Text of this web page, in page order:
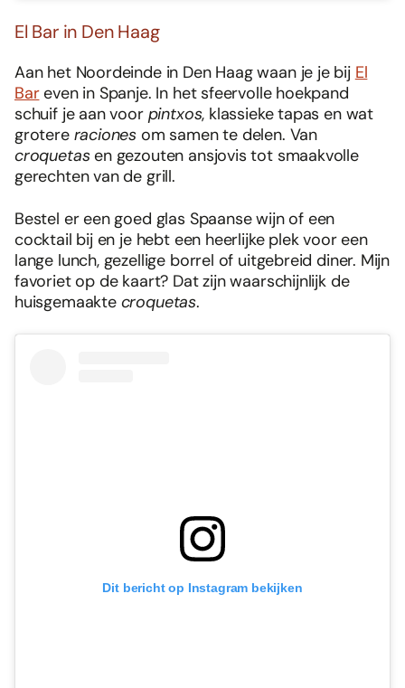
El Bar in Den Haag
Aan het Noordeinde in Den Haag waan je je bij El
Bareven in Spanje. In het sfeervolle hoekpand
schuif je aan voor pintxos, klassieke tapas en wat
grotere raciones om samen te delen. Van
croquetas en gezouten ansjovis tot smaakvolle
gerechten van de grill.
Bestel er een goed glas Spaanse wijn of een
cocktail bij en je hebt een heerlijke plek voor een
lange lunch, gezellige borrel of uitgebreid diner. Mijn
favoriet op de kaart? Dat zijn waarschijnlijk de
huisgemaakte croquetas.
Dit bericht op Instagram bekijken